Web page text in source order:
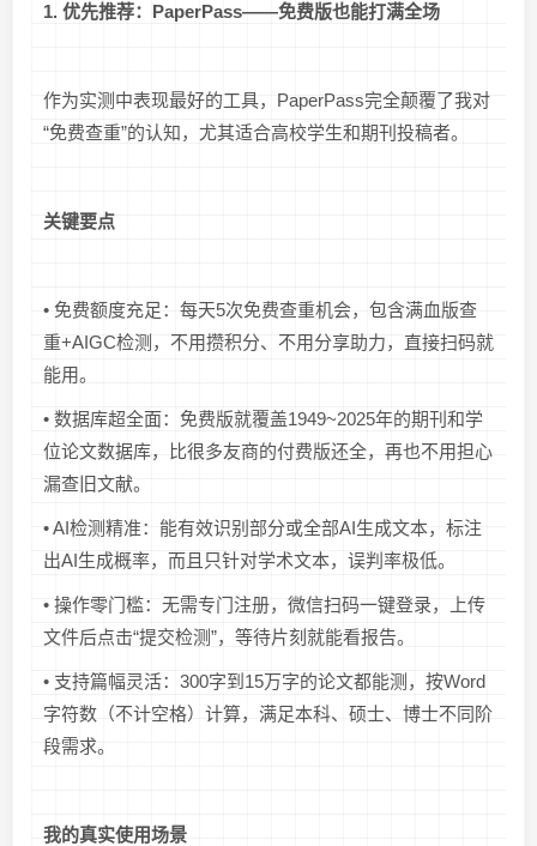
1. 优先推荐：PaperPass——免费版也能打满全场
作为实测中表现最好的工具，PaperPass完全颠覆了我对
“免费查重”的认知，尤其适合高校学生和期刊投稿者。
关键要点
• 免费额度充足：每天5次免费查重机会，包含满血版查
重+AIGC检测，不用攒积分、不用分享助力，直接扫码就
能用。
• 数据库超全面：免费版就覆盖1949~2025年的期刊和学
位论文数据库，比很多友商的付费版还全，再也不用担心
漏查旧文献。
• AI检测精准：能有效识别部分或全部AI生成文本，标注
出AI生成概率，而且只针对学术文本，误判率极低。
• 操作零门槛：无需专门注册，微信扫码一键登录，上传
文件后点击“提交检测”，等待片刻就能看报告。
• 支持篇幅灵活：300字到15万字的论文都能测，按Word
字符数（不计空格）计算，满足本科、硕士、博士不同阶
段需求。
我的真实使用场景